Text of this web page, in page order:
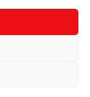
Compostela,